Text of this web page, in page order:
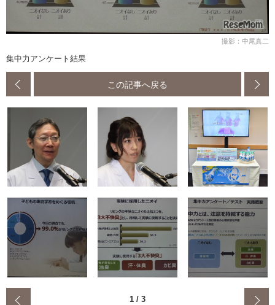
撮影：中尾真二
集中力アンケート結果
この記事へ戻る
1 / 3